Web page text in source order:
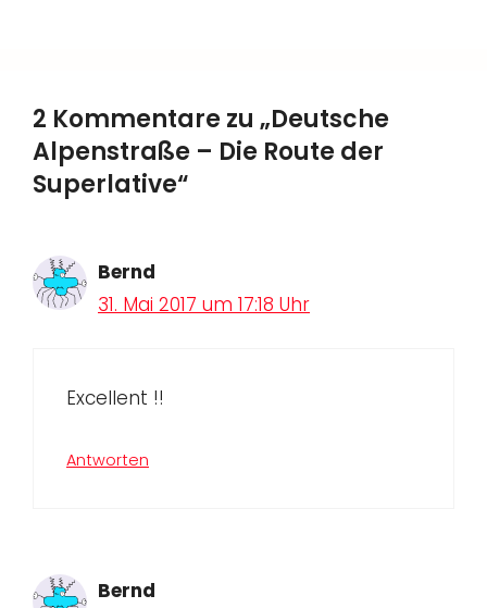
2 Kommentare zu „Deutsche
Alpenstraße – Die Route der
Superlative“
Bernd
31. Mai 2017 um 17:18 Uhr
Excellent !!
Antworten
Bernd